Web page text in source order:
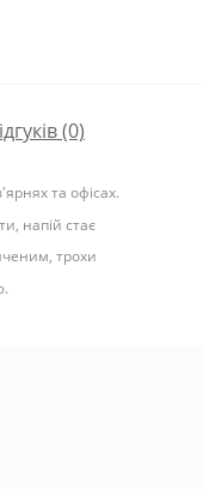
(0)
та офісах.
напій стає
трохи